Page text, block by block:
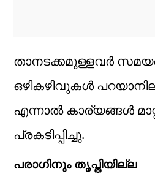
താനടക്കമുള്ളവര്‍
ഒഴികഴിവുകള്‍
എന്നാല്‍ കാര്യങ്ങള്‍
പ്രകടിപ്പിച്ചു.
പരാഗിനും തൃപ്തിയില്ല